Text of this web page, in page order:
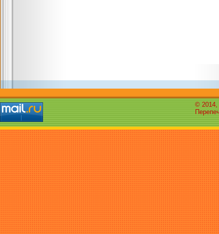
© 2014,